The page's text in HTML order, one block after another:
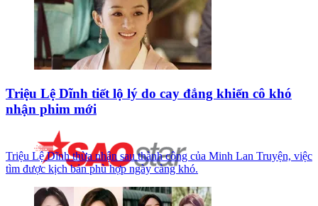
Triệu Lệ Dĩnh tiết lộ lý do cay đắng khiến cô khó
nhận phim mới
Triệu Lệ Dĩnh thừa nhận sau thành công của Minh Lan Truyện, việc
tìm được kịch bản phù hợp ngày càng khó.